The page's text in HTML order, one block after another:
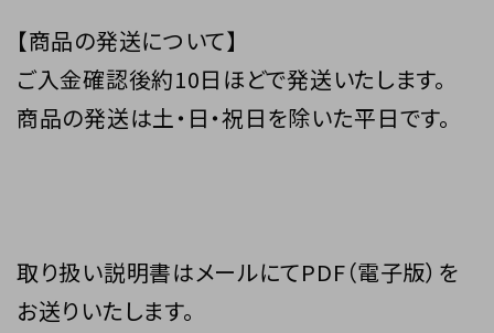
【商品の発送について】
ご入金確認後約10日ほどで発送いたします。
商品の発送は土・日・祝日を除いた平日です。
取り扱い説明書はメールにてPDF（電子版）を
お送りいたします。